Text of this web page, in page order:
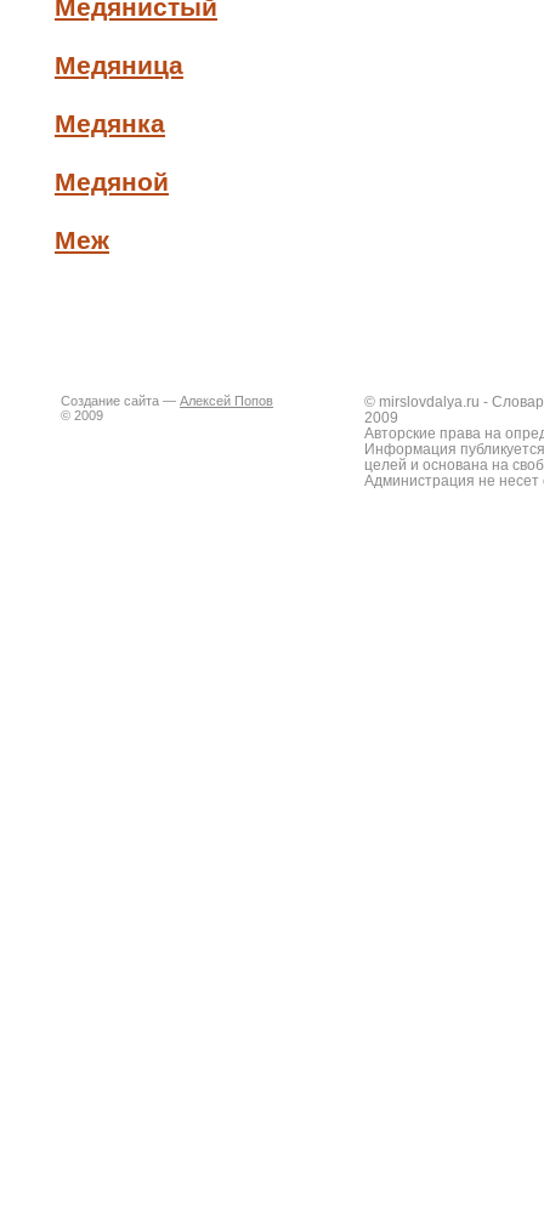
Медянистый
Медяница
Медянка
Медяной
Меж
Создание сайта — Алексей Попов
© 2009
© mirslovdalya.ru -
2009
Авторские права на
Информация
целей и основана на
Администрация не несет